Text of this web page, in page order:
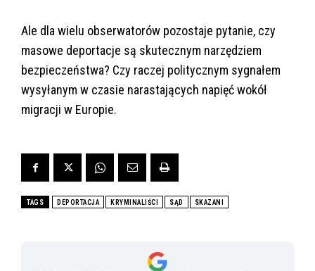
Ale dla wielu obserwatorów pozostaje pytanie, czy
masowe deportacje są skutecznym narzędziem
bezpieczeństwa? Czy raczej politycznym sygnałem
wysyłanym w czasie narastających napięć wokół
migracji w Europie.
TAGS DEPORTACJA KRYMINALIŚCI SĄD SKAZANI